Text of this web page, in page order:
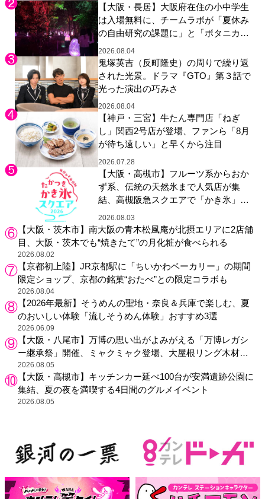
【大阪・長居】大阪府在住の小中学生
は入場無料に、チームラボが「夏休み
の自由研究の課題に」と「ボタニカル
ガーデン 大阪」へ招待
2026.08.04
鬼塚英吉（反町隆史）の周りで繰り返
された光景。ドラマ『GTO』第３話で
光った演出の巧みさ
2026.08.04
【神戸・三宮】牛たん専門店「ねぎ
し」関西2号店が登場、ファンら「8月
が待ち遠しい」と早くから注目
2026.07.28
【大阪・高槻市】フルーツ系からおか
ず系、伝統の天然氷まで人気店が集
結、高槻阪急スクエアで「かき氷」祭
り
2026.08.03
【大阪・茨木市】南大阪の青木松風庵が北摂エリアに2店舗
目、大阪・茨木でも“焼きたて”の月化粧が食べられる
2026.08.02
【京都初上陸】JR京都駅に「ちいかわベーカリー」の期間
限定ショップ、京都の銘菓“おたべ”との限定コラボも
2026.08.04
【2026年最新】そうめんの聖地・奈良＆兵庫で楽しむ、夏
のおいしい体験「流しそうめん体験」おすすめ3選
2026.06.09
【大阪・八尾市】万博の思い出がよみがえる「万博レガシ
ー継承祭」開催、ミャクミャク登場、大屋根リング木材展
示も
2026.08.05
【大阪・高槻市】キッチンカー延べ100台が安満遺跡公園に
集結、夏の夜を満喫する4日間のグルメイベント
2026.08.05